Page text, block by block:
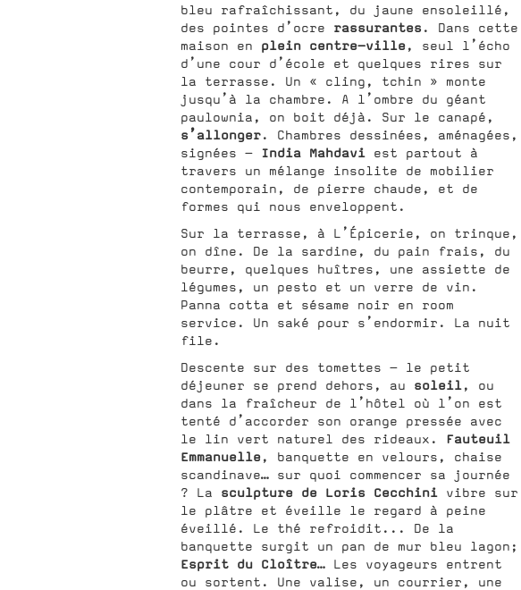
bleu rafraîchissant, du jaune ensoleillé,
des pointes d’ocre rassurantes. Dans cette
maison en plein centre-ville, seul l’écho
d’une cour d’école et quelques rires sur
la terrasse. Un « cling, tchin » monte
jusqu’à la chambre. A l’ombre du géant
paulownia, on boit déjà. Sur le canapé,
s’allonger. Chambres dessinées, aménagées,
signées - India Mahdavi est partout à
travers un mélange insolite de mobilier
contemporain, de pierre chaude, et de
formes qui nous enveloppent.
Sur la terrasse, à L’Épicerie, on trinque,
on dîne. De la sardine, du pain frais, du
beurre, quelques huîtres, une assiette de
légumes, un pesto et un verre de vin.
Panna cotta et sésame noir en room
service. Un saké pour s’endormir. La nuit
file.
Descente sur des tomettes - le petit
déjeuner se prend dehors, au soleil, ou
dans la fraîcheur de l’hôtel où l’on est
tenté d’accorder son orange pressée avec
le lin vert naturel des rideaux.
Fauteuil
Emmanuelle, banquette en velours, chaise
scandinave… sur quoi commencer sa journée
? La sculpture de Loris Cecchini vibre sur
le plâtre et éveille le regard à peine
éveillé. Le thé refroidit... De la
banquette surgit un pan de mur bleu lagon;
Esprit du Cloître… Les voyageurs entrent
ou sortent. Une valise, un courrier, une